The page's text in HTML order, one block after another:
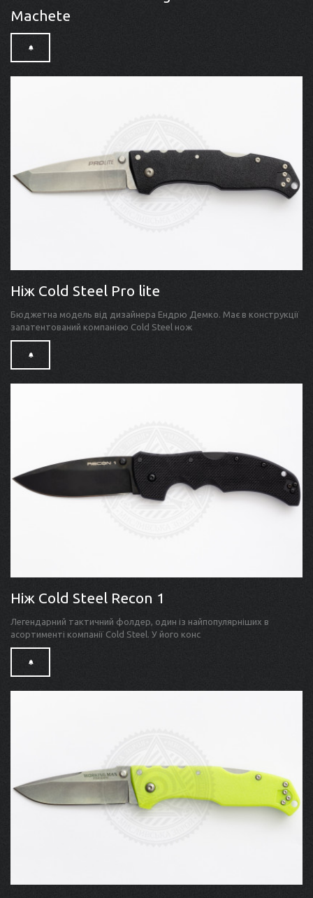
Machete
Ніж Cold Steel Pro lite
Бюджетна модель від дизайнера Ендрю Демко. Має в конструкції
запатентований компанією Cold Steel нож
Ніж Cold Steel Recon 1
Легендарний тактичний фолдер, один із найпопулярніших в
асортименті компанії Cold Steel. У його конс